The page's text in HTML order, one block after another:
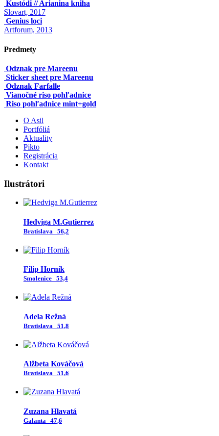
Kustódi // Arianina kniha
Slovart, 2017
Genius loci
Artforum, 2013
Predmety
Odznak pre Mareenu
Sticker sheet pre Mareenu
Odznak Farfalle
Vianočné riso pohľadnice
Riso pohľadnice mint+gold
O Asil
Portfóliá
Aktuality
Pikto
Registrácia
Kontakt
Ilustrátori
Hedviga M.Gutierrez
Bratislava 56,2
Filip Horník
Smolenice 53,4
Adela Režná
Bratislava 51,8
Alžbeta Kováčová
Bratislava 51,6
Zuzana Hlavatá
Galanta 47,6